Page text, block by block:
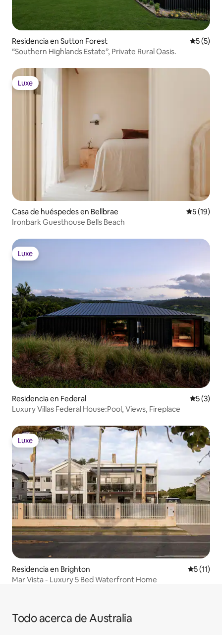
Residencia en Sutton Forest
5 (5)
“Southern Highlands Estate”, Private Rural Oasis.
Luxe
Luxe
Casa de huéspedes en Bellbrae
5 (19)
Ironbark Guesthouse Bells Beach
Luxe
Luxe
Residencia en Federal
5 (3)
Luxury Villas Federal House:Pool, Views, Fireplace
Luxe
Luxe
Residencia en Brighton
5 (11)
Mar Vista - Luxury 5 Bed Waterfront Home
Todo acerca de Australia